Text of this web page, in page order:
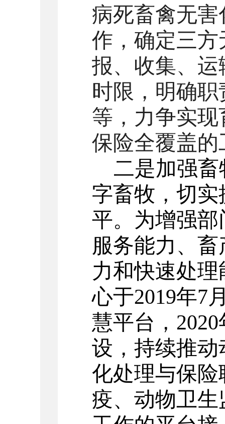
病死畜禽无
作，确定三
报、收集、
时限，明确
等，力争实
保险全覆盖
二是加强
字畜牧，切
平。 为增强
服务能力、
力和快速处
心于2019年7
慧平台，
设，持续推
化处理与保
疫、动物卫